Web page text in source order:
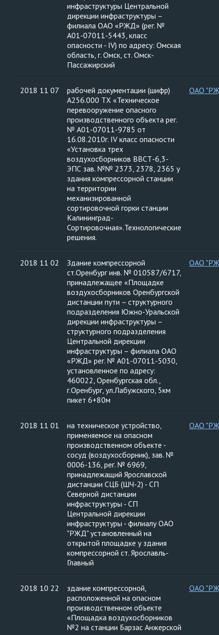
инфраструктуры Центральной
дирекции инфраструктуры –
филиала ОАО «РЖД» (рег. №
А01-07011-5443, класс
опасности - IV) по адресу: Омская
область, г. Омск, ст. Омск-
Пассажирский
2018 11 07
рабочей документации (шифр)
А256.000 ТХ «Техническое
перевооружение опасного
производственного объекта рег.
№ А01-07011-9785 от
16.08.2010г. IV класс опасности
«Установка трех
воздухосборников ВВСТ-6,3-
ЭПС зав. №№ 2373, 2378, 2365 у
здания компрессорной станции
на территории
механизированной
сортировочной горки станции
Калининград-
Сортировочная».Технологические
решения.
ОАО
2018 11 02
Здание компрессорной
ст.Оренбург инв. № 010587/6717,
принадлежащее «Площадке
воздухосборников Оренбургской
дистанции пути – структурного
подразделения Южно-Уральской
дирекции инфраструктуры –
структурного подразделения
Центральной дирекции
инфраструктуры – филиала ОАО
«РЖД» рег. № А01-07011-5030,
установленное по адресу:
460022, Оренбургская обл.,
г.Оренбург, ул.Лабужского, 5км
пикет 6+80м
ОАО
2018 11 01
на техническое устройство,
применяемое на опасном
производственном объекте -
сосуд (воздухосборник), зав. №
0006-136, рег. № 6969,
принадлежащий Ярославской
дистанции СЦБ (ШЧ-2) - СП
Северной дистанции
инфраструктуры - СП
Центральной дирекции
инфраструктуры - филиалу ОАО
"РЖД" установленный на
открытой площадке у здания
компрессорной ст. Ярославль-
Главный
ОАО
2018 10 22
здание компрессорной,
расположенной на опасном
производственном объекте
«Площадка воздухосборников
№2 на станции Барзас Анжерской
ОАО